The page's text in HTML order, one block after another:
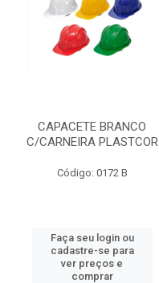
CAPACETE BRANCO
C/CARNEIRA PLASTCOR
Código: 0172 B
Faça seu login ou
cadastre-se para
ver preços e
comprar